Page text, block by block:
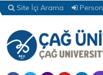
Site İçi Arama